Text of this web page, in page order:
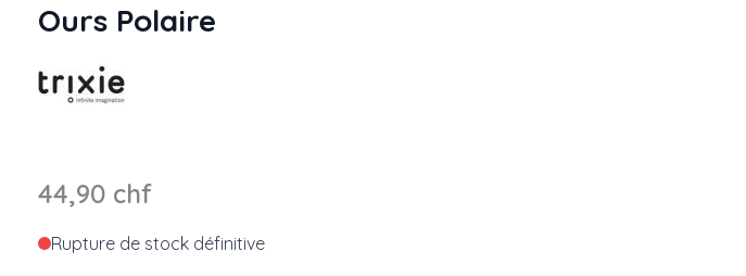
Ours Polaire
44,90 chf
Rupture de stock définitive